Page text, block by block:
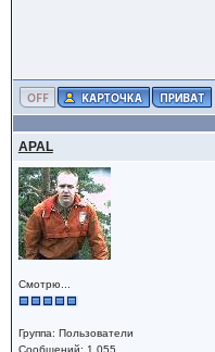
APAL
Смотрю...
Группа: Пользователи
Сообщений: 1 055